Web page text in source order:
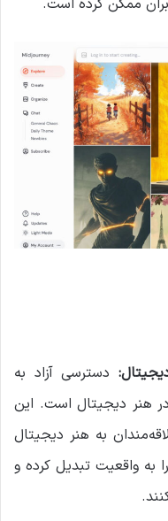
ممکن کرده است.
دسترسی آزاد به
هنر دیجیتال است. این
به هنر دیجیتال
به واقعیت تبدیل کرده و